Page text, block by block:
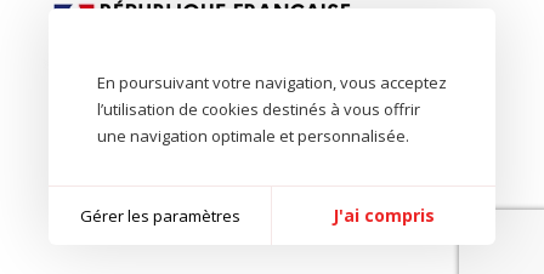
En poursuivant votre navigation, vous acceptez
l’utilisation de cookies destinés à vous offrir
une navigation optimale et personnalisée.
Gérer les paramètres J'ai compris